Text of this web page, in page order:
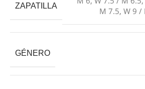
ZAPATILLA
M 7.5, W 9 /
GÉNERO